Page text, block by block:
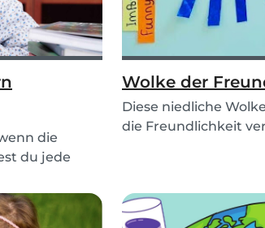
die
du jede
Wolke der
Diese niedliche
die Freundlichkeit